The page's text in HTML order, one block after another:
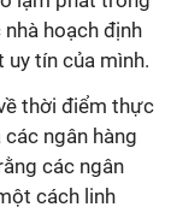
hoạch định
tín của mình.
thời điểm thực
ngân hàng
các ngân
cách linh